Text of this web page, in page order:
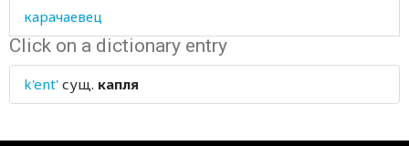
карачаевец
карачаевка
каркас
Click on a dictionary entry
k'ent' сущ. капля